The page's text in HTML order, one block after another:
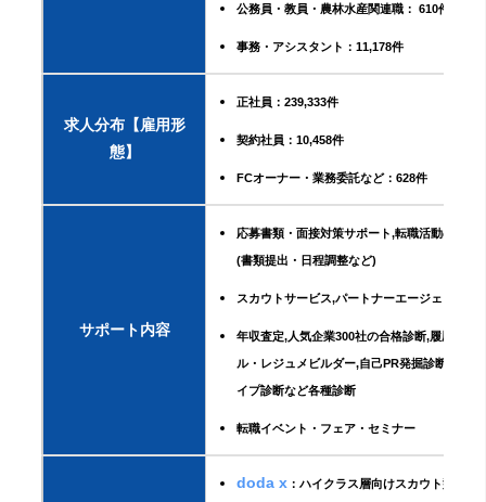
公務員・教員・農林水産関連職： 610件
事務・アシスタント：11,178件
求人分布【雇用形
態】
正社員：239,333件
契約社員：10,458件
FCオーナー・業務委託など：628件
サポート内容
応募書類・面接対策サポート,転職活動の手続
(書類提出・日程調整など)
スカウトサービス,パートナーエージェントサ
年収査定,人気企業300社の合格診断,履歴書作
ル・レジュメビルダー,自己PR発掘診断・キャ
イプ診断など各種診断
転職イベント・フェア・セミナー
doda x ：ハイクラス層向けスカウト型転職